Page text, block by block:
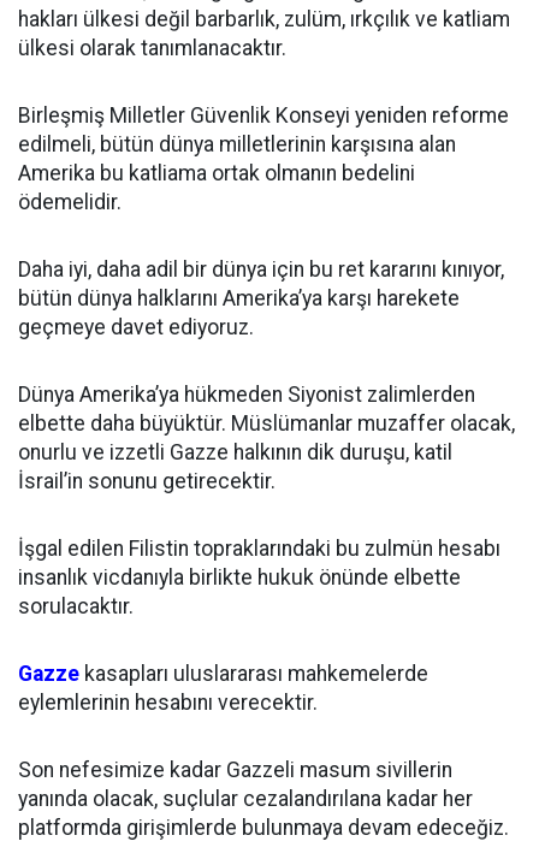
hakları ülkesi değil barbarlık, zulüm, ırkçılık ve katliam
ülkesi olarak tanımlanacaktır.
Birleşmiş Milletler Güvenlik Konseyi yeniden reforme
edilmeli, bütün dünya milletlerinin karşısına alan
Amerika bu katliama ortak olmanın bedelini
ödemelidir.
Daha iyi, daha adil bir dünya için bu ret kararını kınıyor,
bütün dünya halklarını Amerika’ya karşı harekete
geçmeye davet ediyoruz.
Dünya Amerika’ya hükmeden Siyonist zalimlerden
elbette daha büyüktür. Müslümanlar muzaffer olacak,
onurlu ve izzetli Gazze halkının dik duruşu, katil
İsrail’in sonunu getirecektir.
İşgal edilen Filistin topraklarındaki bu zulmün hesabı
insanlık vicdanıyla birlikte hukuk önünde elbette
sorulacaktır.
Gazze kasapları uluslararası mahkemelerde
eylemlerinin hesabını verecektir.
Son nefesimize kadar Gazzeli masum sivillerin
yanında olacak, suçlular cezalandırılana kadar her
platformda girişimlerde bulunmaya devam edeceğiz.